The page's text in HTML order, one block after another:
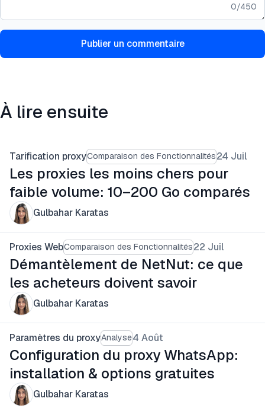
0/450
Publier un commentaire
À lire ensuite
Tarification proxyComparaison des Fonctionnalités24 Juil
Les proxies les moins chers pour
faible volume: 10–200 Go comparés
Gulbahar Karatas
Proxies WebComparaison des Fonctionnalités22 Juil
Démantèlement de NetNut: ce que
les acheteurs doivent savoir
Gulbahar Karatas
Paramètres du proxyAnalyse4 Août
Configuration du proxy WhatsApp:
installation & options gratuites
Gulbahar Karatas